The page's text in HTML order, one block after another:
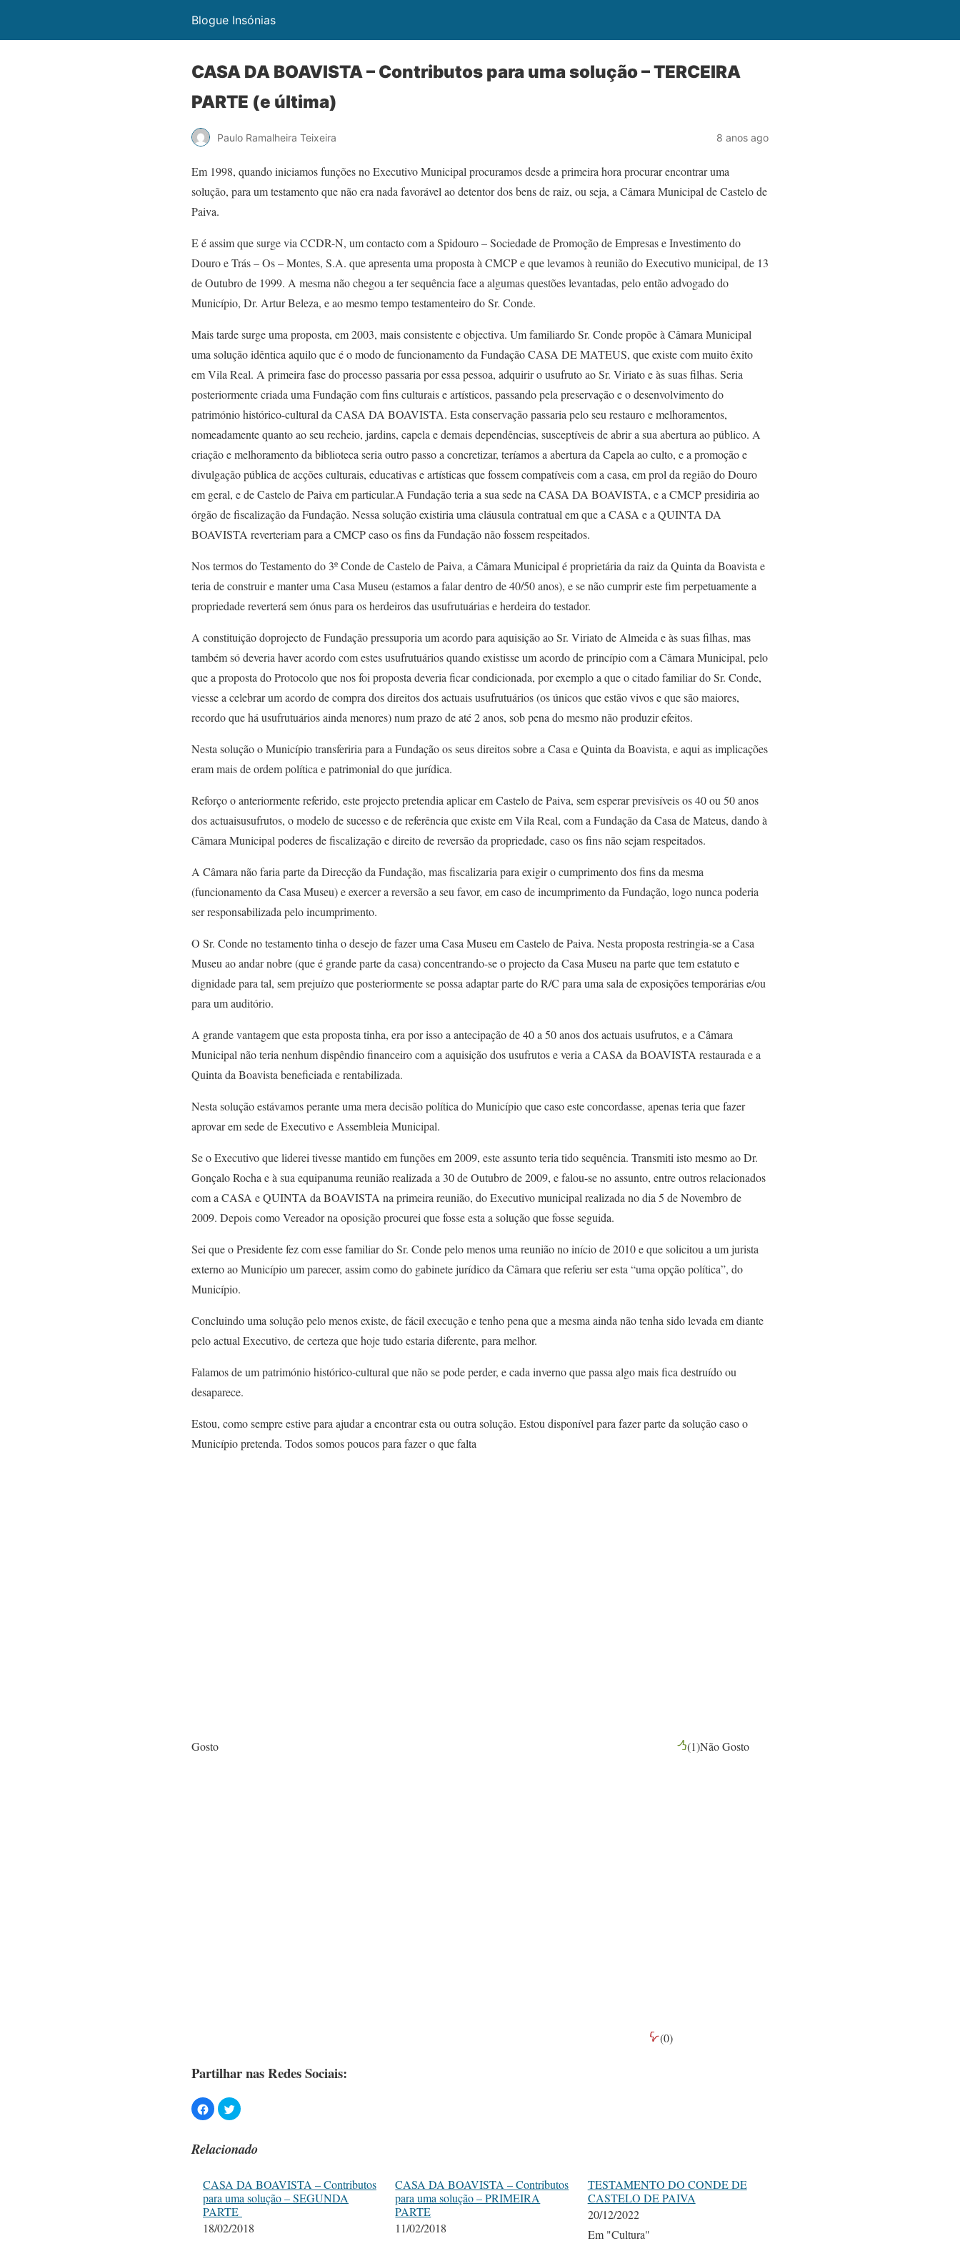
Blogue Insónias
CASA DA BOAVISTA – Contributos para uma solução – TERCEIRA
PARTE (e última)
Paulo Ramalheira Teixeira 8 anos ago
Em 1998, quando iniciamos funções no Executivo Municipal procuramos desde a primeira hora procurar encontrar uma
solução, para um testamento que não era nada favorável ao detentor dos bens de raiz, ou seja, a Câmara Municipal de Castelo de
Paiva.
E é assim que surge via CCDR-N, um contacto com a Spidouro – Sociedade de Promoção de Empresas e Investimento do
Douro e Trás – Os – Montes, S.A. que apresenta uma proposta à CMCP e que levamos à reunião do Executivo municipal, de 13
de Outubro de 1999. A mesma não chegou a ter sequência face a algumas questões levantadas, pelo então advogado do
Município, Dr. Artur Beleza, e ao mesmo tempo testamenteiro do Sr. Conde.
Mais tarde surge uma proposta, em 2003, mais consistente e objectiva. Um familiardo Sr. Conde propõe à Câmara Municipal
uma solução idêntica aquilo que é o modo de funcionamento da Fundação CASA DE MATEUS, que existe com muito êxito
em Vila Real. A primeira fase do processo passaria por essa pessoa, adquirir o usufruto ao Sr. Viriato e às suas filhas. Seria
posteriormente criada uma Fundação com fins culturais e artísticos, passando pela preservação e o desenvolvimento do
património histórico-cultural da CASA DA BOAVISTA. Esta conservação passaria pelo seu restauro e melhoramentos,
nomeadamente quanto ao seu recheio, jardins, capela e demais dependências, susceptíveis de abrir a sua abertura ao público. A
criação e melhoramento da biblioteca seria outro passo a concretizar, teríamos a abertura da Capela ao culto, e a promoção e
divulgação pública de acções culturais, educativas e artísticas que fossem compatíveis com a casa, em prol da região do Douro
em geral, e de Castelo de Paiva em particular.A Fundação teria a sua sede na CASA DA BOAVISTA, e a CMCP presidiria ao
órgão de fiscalização da Fundação. Nessa solução existiria uma cláusula contratual em que a CASA e a QUINTA DA
BOAVISTA reverteriam para a CMCP caso os fins da Fundação não fossem respeitados.
Nos termos do Testamento do 3º Conde de Castelo de Paiva, a Câmara Municipal é proprietária da raiz da Quinta da Boavista e
teria de construir e manter uma Casa Museu (estamos a falar dentro de 40/50 anos), e se não cumprir este fim perpetuamente a
propriedade reverterá sem ónus para os herdeiros das usufrutuárias e herdeira do testador.
A constituição doprojecto de Fundação pressuporia um acordo para aquisição ao Sr. Viriato de Almeida e às suas filhas, mas
também só deveria haver acordo com estes usufrutuários quando existisse um acordo de princípio com a Câmara Municipal, pelo
que a proposta do Protocolo que nos foi proposta deveria ficar condicionada, por exemplo a que o citado familiar do Sr. Conde,
viesse a celebrar um acordo de compra dos direitos dos actuais usufrutuários (os únicos que estão vivos e que são maiores,
recordo que há usufrutuários ainda menores) num prazo de até 2 anos, sob pena do mesmo não produzir efeitos.
Nesta solução o Município transferiria para a Fundação os seus direitos sobre a Casa e Quinta da Boavista, e aqui as implicações
eram mais de ordem política e patrimonial do que jurídica.
Reforço o anteriormente referido, este projecto pretendia aplicar em Castelo de Paiva, sem esperar previsíveis os 40 ou 50 anos
dos actuaisusufrutos, o modelo de sucesso e de referência que existe em Vila Real, com a Fundação da Casa de Mateus, dando à
Câmara Municipal poderes de fiscalização e direito de reversão da propriedade, caso os fins não sejam respeitados.
A Câmara não faria parte da Direcção da Fundação, mas fiscalizaria para exigir o cumprimento dos fins da mesma
(funcionamento da Casa Museu) e exercer a reversão a seu favor, em caso de incumprimento da Fundação, logo nunca poderia
ser responsabilizada pelo incumprimento.
O Sr. Conde no testamento tinha o desejo de fazer uma Casa Museu em Castelo de Paiva. Nesta proposta restringia-se a Casa
Museu ao andar nobre (que é grande parte da casa) concentrando-se o projecto da Casa Museu na parte que tem estatuto e
dignidade para tal, sem prejuízo que posteriormente se possa adaptar parte do R/C para uma sala de exposições temporárias e/ou
para um auditório.
A grande vantagem que esta proposta tinha, era por isso a antecipação de 40 a 50 anos dos actuais usufrutos, e a Câmara
Municipal não teria nenhum dispêndio financeiro com a aquisição dos usufrutos e veria a CASA da BOAVISTA restaurada e a
Quinta da Boavista beneficiada e rentabilizada.
Nesta solução estávamos perante uma mera decisão política do Município que caso este concordasse, apenas teria que fazer
aprovar em sede de Executivo e Assembleia Municipal.
Se o Executivo que liderei tivesse mantido em funções em 2009, este assunto teria tido sequência. Transmiti isto mesmo ao Dr.
Gonçalo Rocha e à sua equipanuma reunião realizada a 30 de Outubro de 2009, e falou-se no assunto, entre outros relacionados
com a CASA e QUINTA da BOAVISTA na primeira reunião, do Executivo municipal realizada no dia 5 de Novembro de
2009. Depois como Vereador na oposição procurei que fosse esta a solução que fosse seguida.
Sei que o Presidente fez com esse familiar do Sr. Conde pelo menos uma reunião no início de 2010 e que solicitou a um jurista
externo ao Município um parecer, assim como do gabinete jurídico da Câmara que referiu ser esta “uma opção política”, do
Município.
Concluindo uma solução pelo menos existe, de fácil execução e tenho pena que a mesma ainda não tenha sido levada em diante
pelo actual Executivo, de certeza que hoje tudo estaria diferente, para melhor.
Falamos de um património histórico-cultural que não se pode perder, e cada inverno que passa algo mais fica destruído ou
desaparece.
Estou, como sempre estive para ajudar a encontrar esta ou outra solução. Estou disponível para fazer parte da solução caso o
Município pretenda. Todos somos poucos para fazer o que falta
Gosto (1)Não Gosto
(0)
Partilhar nas Redes Sociais:
Relacionado
CASA DA BOAVISTA – Contributos
para uma solução – SEGUNDA
PARTE
18/02/2018
CASA DA BOAVISTA – Contributos
para uma solução – PRIMEIRA
PARTE
11/02/2018
TESTAMENTO DO CONDE DE
CASTELO DE PAIVA
20/12/2022
Em "Cultura"